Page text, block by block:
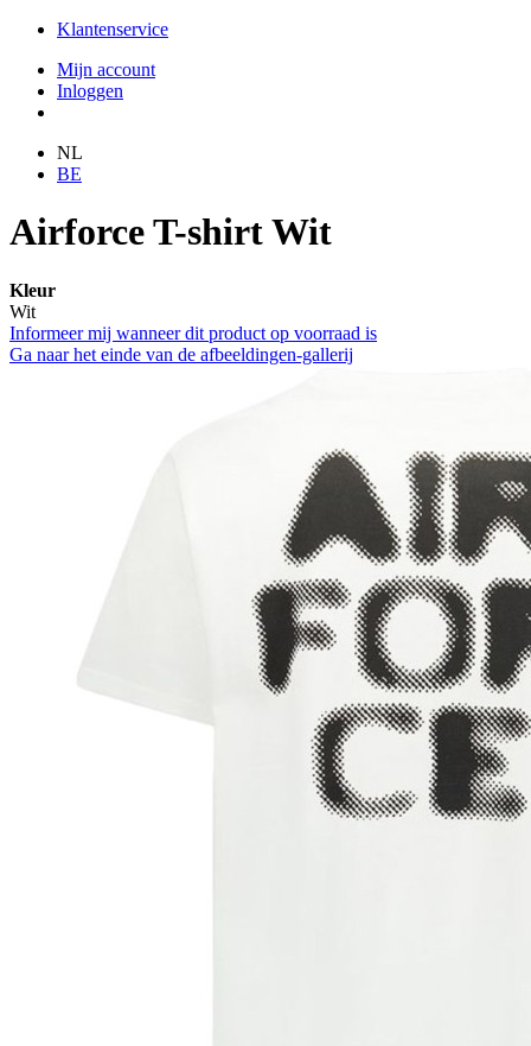
Klantenservice
Mijn account
Inloggen
NL
BE
Airforce T-shirt Wit
Kleur
Wit
Informeer mij wanneer dit product op voorraad is
Ga naar het einde van de afbeeldingen-gallerij